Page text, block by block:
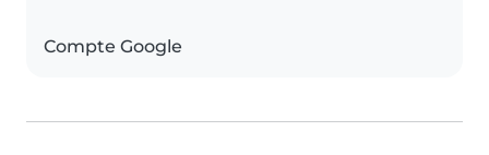
Compte Google